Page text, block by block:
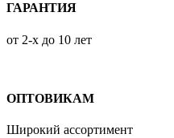
ГАРАНТИЯ
от 2-х до 10 лет
ОПТОВИКАМ
Широкий ассортимент